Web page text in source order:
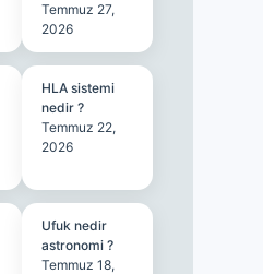
Temmuz 27,
2026
HLA sistemi
nedir ?
Temmuz 22,
2026
Ufuk nedir
astronomi ?
Temmuz 18,